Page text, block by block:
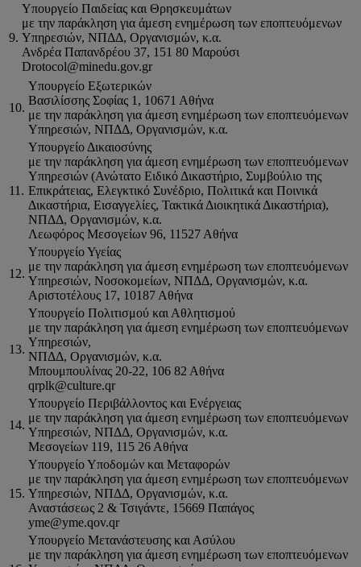
9.
Υπουργείο Παιδείας και Θρησκευμάτων
με την παράκληση για άμεση ενημέρωση των εποπτευόμενων
Υπηρεσιών, ΝΠΔΔ, Οργανισμών, κ.α.
Ανδρέα Παπανδρέου 37, 151 80 Μαρούσι
Drotocol@minedu.gov.gr
10.
Υπουργείο Εξωτερικών
Βασιλίσσης Σοφίας 1, 10671 Αθήνα
με την παράκληση για άμεση ενημέρωση των εποπτευόμενων
Υπηρεσιών, ΝΠΔΔ, Οργανισμών, κ.α.
11.
Υπουργείο Δικαιοσύνης
με την παράκληση για άμεση ενημέρωση των εποπτευόμενων
Υπηρεσιών (Ανώτατο Ειδικό Δικαστήριο, Συμβούλιο της
Επικράτειας, Ελεγκτικό Συνέδριο, Πολιτικά και Ποινικά
Δικαστήρια, Εισαγγελίες, Τακτικά Διοικητικά Δικαστήρια),
ΝΠΔΔ, Οργανισμών, κ.α.
Λεωφόρος Μεσογείων 96, 11527 Αθήνα
12.
Υπουργείο Υγείας
με την παράκληση για άμεση ενημέρωση των εποπτευόμενων
Υπηρεσιών, Νοσοκομείων, ΝΠΔΔ, Οργανισμών, κ.α.
Αριστοτέλους 17, 10187 Αθήνα
13.
Υπουργείο Πολιτισμού και Αθλητισμού
με την παράκληση για άμεση ενημέρωση των εποπτευόμενων
Υπηρεσιών,
ΝΠΔΔ, Οργανισμών, κ.α.
Μπουμπουλίνας 20-22, 106 82 Αθήνα
qrplk@culture.qr
14.
Υπουργείο Περιβάλλοντος και Ενέργειας
με την παράκληση για άμεση ενημέρωση των εποπτευόμενων
Υπηρεσιών, ΝΠΔΔ, Οργανισμών, κ.α.
Μεσογείων 119, 115 26 Αθήνα
15.
Υπουργείο Υποδομών και Μεταφορών
με την παράκληση για άμεση ενημέρωση των εποπτευόμενων
Υπηρεσιών, ΝΠΔΔ, Οργανισμών, κ.α.
Αναστάσεως 2 & Τσιγάντε, 15669 Παπάγος
yme@yme.qov.qr
Υπουργείο Μετανάστευσης και Ασύλου
με την παράκληση για άμεση ενημέρωση των εποπτευόμενων